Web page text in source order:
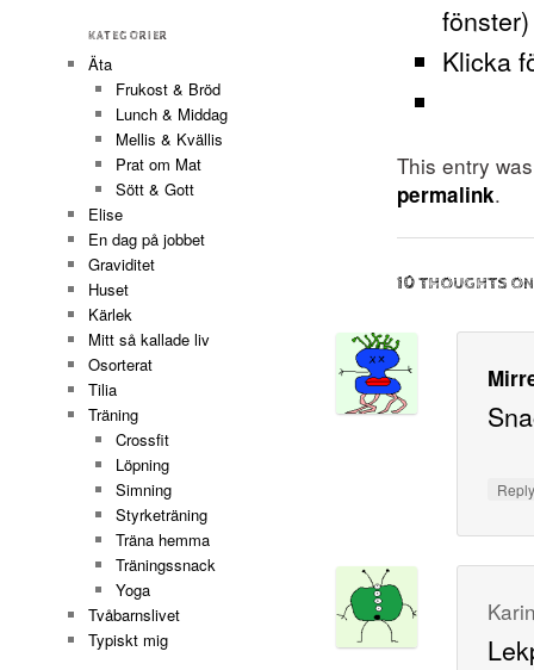
fönster)
Klicka
This entry
permalink.
10 THOUGHTS
KATEGORIER
Äta
Frukost & Bröd
Lunch & Middag
Mellis & Kvällis
Prat om Mat
Sött & Gott
Elise
En dag på jobbet
Graviditet
Huset
Kärlek
Mitt så kallade liv
Osorterat
Tilia
Träning
Crossfit
Löpning
Simning
Styrketräning
Träna hemma
Träningssnack
Yoga
Tvåbarnslivet
Typiskt mig